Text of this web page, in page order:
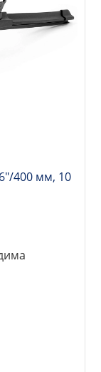
400 мм, 10